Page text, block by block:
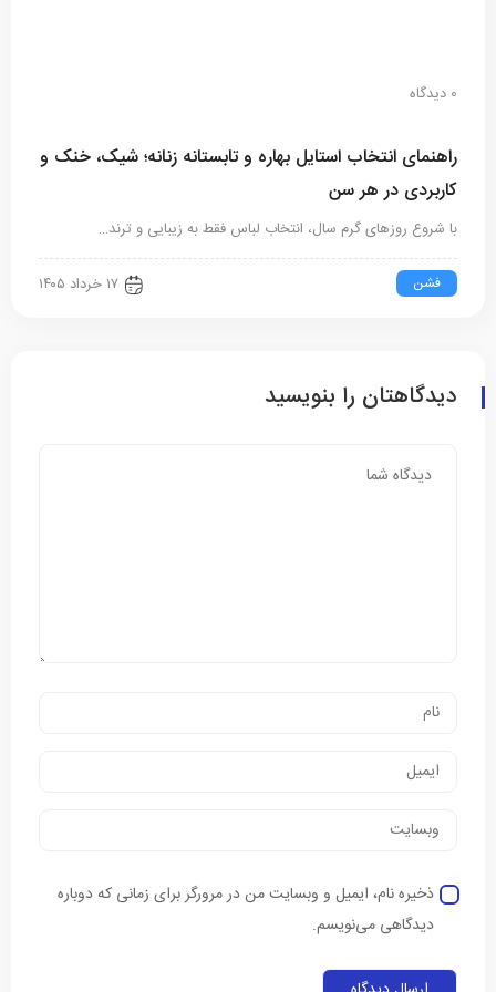
0 دیدگاه
راهنمای انتخاب استایل بهاره و تابستانه زنانه؛ شیک، خنک و
کاربردی در هر سن
با شروع روزهای گرم سال، انتخاب لباس فقط به زیبایی و ترند…
فشن ۱۷ خرداد ۱۴۰۵
دیدگاهتان را بنویسید
ذخیره نام، ایمیل و وبسایت من در مرورگر برای زمانی که دوباره
دیدگاهی می‌نویسم.